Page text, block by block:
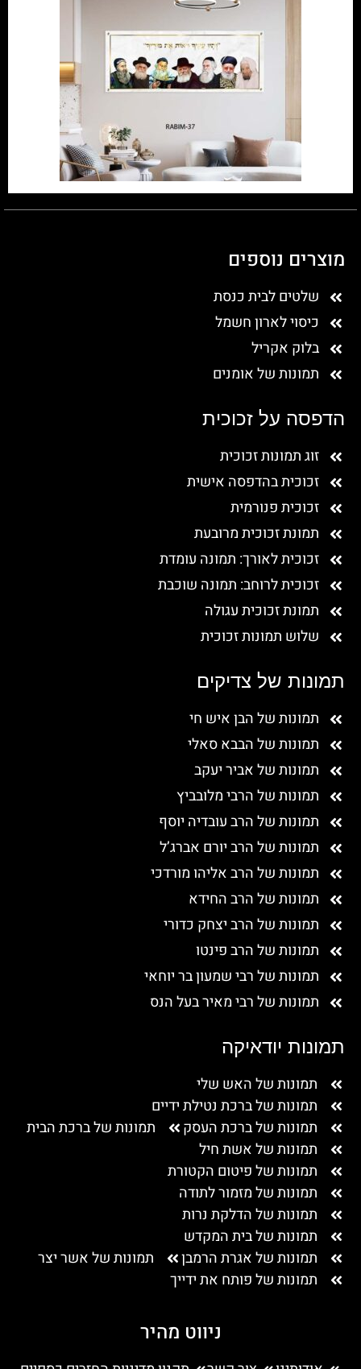
תמונות יודאיקה
תמונות של האש שלי
תמונות של ברכת נטילת ידיים
תמונות של ברכת העסק
תמונות של ברכת הבית
תמונות של אשת חיל
תמונות של פיטום הקטורת
תמונות של מזמור לתודה
תמונות של הדלקת נרות
תמונות של בית המקדש
תמונות של אגרת הרמבן
תמונות של אשר יצר
תמונות של פותח את ידייך
תמונות של צדיקים
תמונות של הבן איש חי
תמונות של הבבא סאלי
תמונות של אביר יעקב
תמונות של הרבי מלובביץ
תמונות של הרב עובדיה יוסף
תמונות של הרב יורם אברג’ל
תמונות של הרב אליהו מורדכי
תמונות של הרב החידא
תמונות של הרב יצחק כדורי
תמונות של הרב פינטו
תמונות של רבי שמעון בר יוחאי
תמונות של רבי מאיר בעל הנס
הדפסה על זכוכית
זוג תמונות זכוכית
זכוכית בהדפסה אישית
זכוכית פנורמית
תמונת זכוכית מרובעת
זכוכית לאורך: תמונה עומדת
זכוכית לרוחב: תמונה שוכבת
תמונת זכוכית עגולה
שלוש תמונות זכוכית
מוצרים נוספים
שלטים לבית כנסת
כיסוי לארון חשמל
בלוק אקריל
תמונות של אומנים
ניווט מהיר